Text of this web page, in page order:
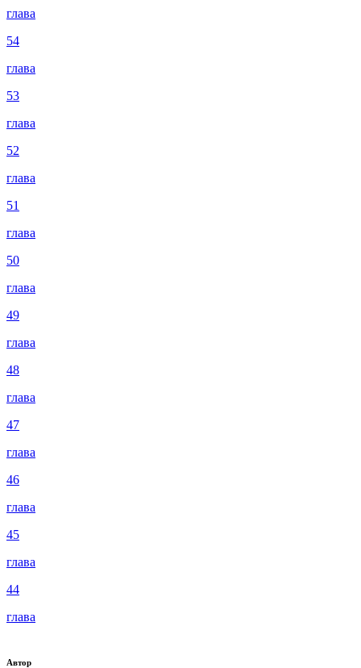
глава
54
глава
53
глава
52
глава
51
глава
50
глава
49
глава
48
глава
47
глава
46
глава
45
глава
44
глава
Автор